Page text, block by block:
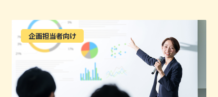
企画担当者向け